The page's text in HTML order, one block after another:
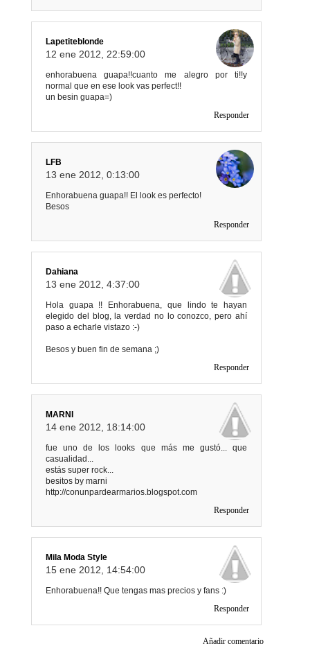
Lapetiteblonde
12 ene 2012, 22:59:00
enhorabuena guapa!!cuanto me alegro por ti!!y
normal que en ese look vas perfect!!
un besin guapa=)
Responder
LFB
13 ene 2012, 0:13:00
Enhorabuena guapa!! El look es perfecto!
Besos
Responder
Dahiana
13 ene 2012, 4:37:00
Hola guapa !! Enhorabuena, que lindo te hayan
elegido del blog, la verdad no lo conozco, pero ahí
paso a echarle vistazo :-)
Besos y buen fin de semana ;)
Responder
MARNI
14 ene 2012, 18:14:00
fue uno de los looks que más me gustó... que
casualidad...
estás super rock...
besitos by marni
http://conunpardearmarios.blogspot.com
Responder
Mila Moda Style
15 ene 2012, 14:54:00
Enhorabuena!! Que tengas mas precios y fans :)
Responder
Añadir comentario